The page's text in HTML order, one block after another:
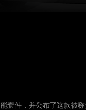
件，并公布了这款被称